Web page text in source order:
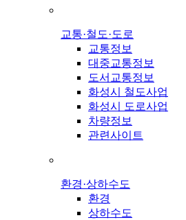
교통·철도·도로
교통정보
대중교통정보
도서교통정보
화성시 철도사업
화성시 도로사업
차량정보
관련사이트
환경·상하수도
환경
상하수도